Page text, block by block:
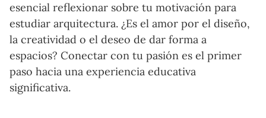
esencial reflexionar sobre tu motivación para
estudiar arquitectura. ¿Es el amor por el diseño,
la creatividad o el deseo de dar forma a
espacios? Conectar con tu pasión es el primer
paso hacia una experiencia educativa
significativa.